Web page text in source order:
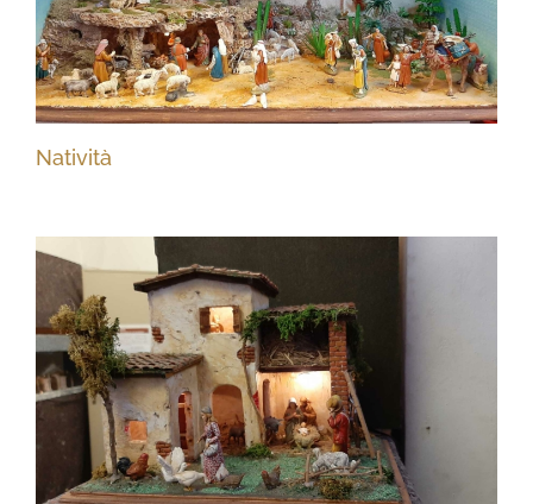
Natività